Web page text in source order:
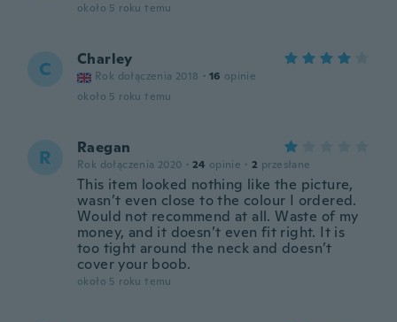
około 5 roku temu
C Charley
Rok dołączenia 2018 · 16 opinie
około 5 roku temu
R Raegan
Rok dołączenia 2020 · 24 opinie · 2 przesłane
This item looked nothing like the picture,
wasn’t even close to the colour I ordered.
Would not recommend at all. Waste of my
money, and it doesn’t even fit right. It is
too tight around the neck and doesn’t
cover your boob.
około 5 roku temu